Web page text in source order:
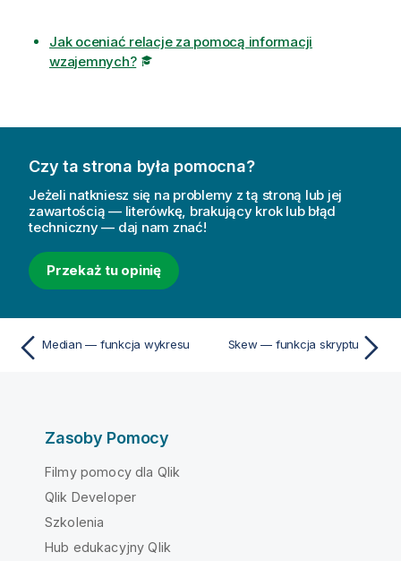
Jak oceniać relacje za pomocą informacji
wzajemnych?
Czy ta strona była pomocna?
Jeżeli natkniesz się na problemy z tą stroną lub jej
zawartością — literówkę, brakujący krok lub błąd
techniczny — daj nam znać!
Przekaż tu opinię
Median — funkcja wykresu Skew — funkcja skryptu
Zasoby Pomocy
Filmy pomocy dla Qlik
Qlik Developer
Szkolenia
Hub edukacyjny Qlik